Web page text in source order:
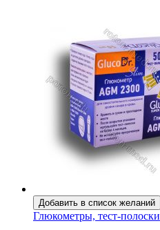
Добавить в список желаний
Глюкометры, тест-полоски